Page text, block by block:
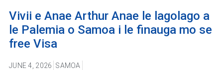
Vivii e Anae Arthur Anae le lagolago a
le Palemia o Samoa i le finauga mo se
free Visa
JUNE 4, 2026 SAMOA